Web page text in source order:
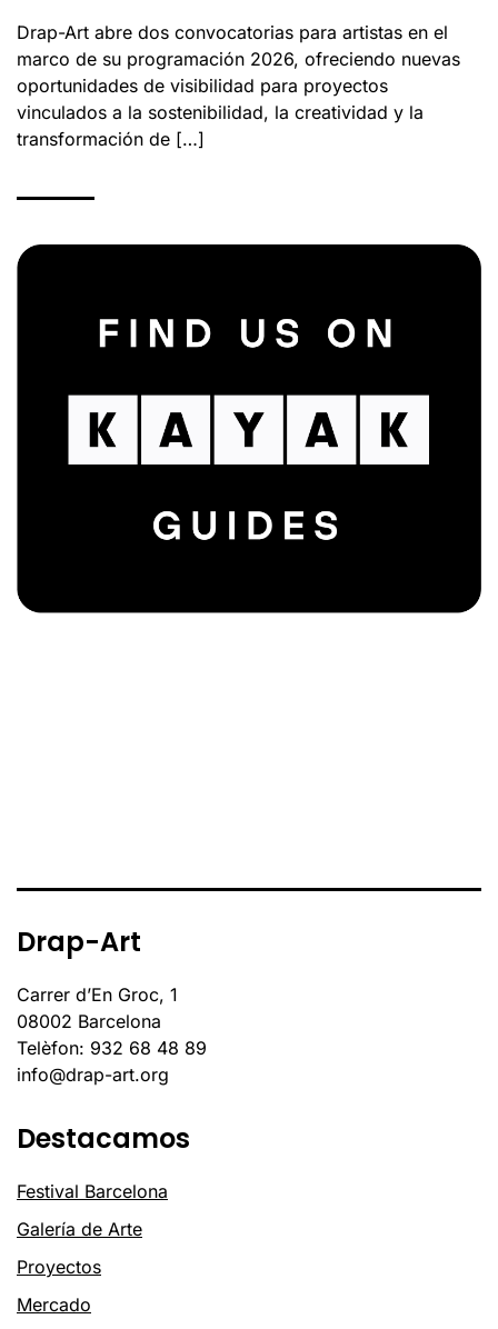
Drap-Art abre dos convocatorias para artistas en el
marco de su programación 2026, ofreciendo nuevas
oportunidades de visibilidad para proyectos
vinculados a la sostenibilidad, la creatividad y la
transformación de […]
Drap-Art
Carrer d’En Groc, 1
08002 Barcelona
Telèfon: 932 68 48 89
info@drap-art.org
Destacamos
Festival Barcelona
Galería de Arte
Proyectos
Mercado